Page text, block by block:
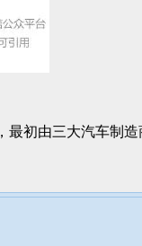
初由三大汽车制